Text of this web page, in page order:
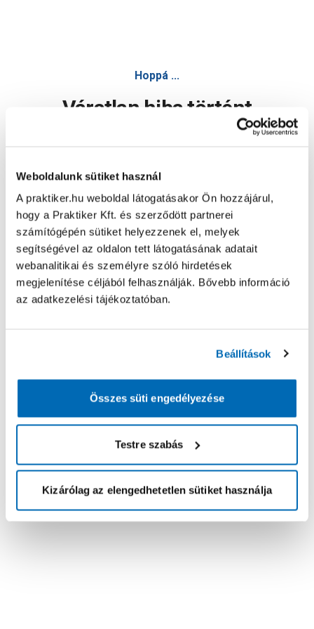
Weboldalunk sütiket használ
A praktiker.hu weboldal látogatásakor Ön hozzájárul,
hogy a Praktiker Kft. és szerződött partnerei
számítógépén sütiket helyezzenek el, melyek
segítségével az oldalon tett látogatásának adatait
webanalitikai és személyre szóló hirdetések
megjelenítése céljából felhasználják. Bővebb információ
az adatkezelési tájékoztatóban.
Beállítások
Összes süti engedélyezése
Testre szabás
Kizárólag az elengedhetetlen sütiket használja
Hoppá ...
Váratlan hiba történt
Oldal újratöltése